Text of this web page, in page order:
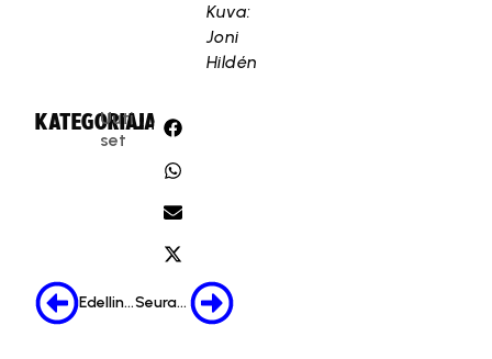
Kuva:
Joni
Hildén
KATEGORIA:
Uuti
set
JAA:
Edellinen Seuraava